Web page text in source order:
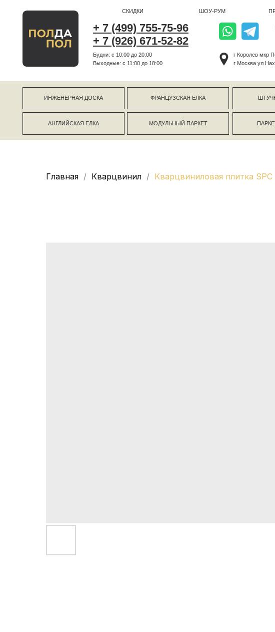
+ 7 (499) 755-75-96
+ 7 (926) 671-52-82
СКИДКИ ШОУ-РУМ
Будни: с 10:00 до 20:00
Выходные: c 11:00 до 18:00
г Москва ул Нахимовский
ИНЖЕНЕРНАЯ ДОСКА
АНГЛИЙСКАЯ ЕЛКА
ФРАНЦУЗСКАЯ ЕЛКА
ПАРКЕТНАЯ
МОДУЛЬНЫЙ ПАРКЕТ
ШТУЧНЫЙ
Главная Кварцвинил Кварцвиниловая плитка